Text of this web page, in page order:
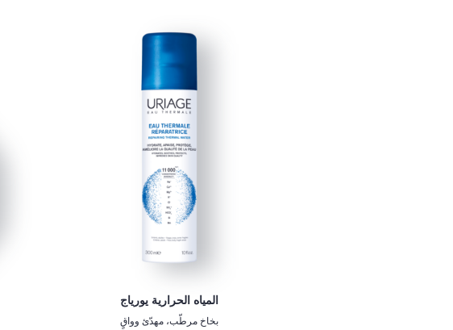
المياه الحرارية يورياج
بخاخ مرطّب، مهدّئ وواقٍ